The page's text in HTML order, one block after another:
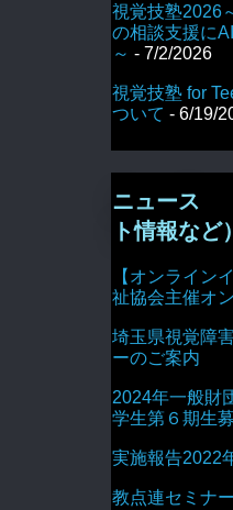
視覚技塾2026
の相談支援に
～ - 7/2/2026
視覚技塾 for
ついて - 6/19/
ニュース
ト情報など）
【オンライン
祉協会主催オ
埼玉県視覚障
ーのご案内
2024年一般財
学生第６期生
実施報告2022
教点連セミナ